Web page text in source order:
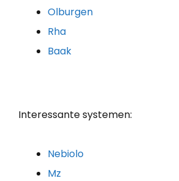
Olburgen
Rha
Baak
Interessante systemen:
Nebiolo
Mz